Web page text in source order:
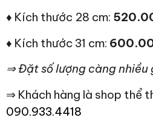
♦ Kích thước 28 cm:
♦ Kích thước 31 cm:
⇒ Đặt số lượng càng nhiều
⇒ Khách hàng là shop thể
090.933.4418